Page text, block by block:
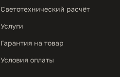
Светотехнический расчёт
Услуги
Гарантия на товар
Условия оплаты